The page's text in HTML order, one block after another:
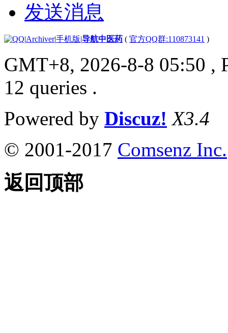
发送消息
|Archiver|手机版|导航中医药 ( 官方QQ群:110873141 )
GMT+8, 2026-8-8 05:50 ,
12 queries .
Powered by Discuz! X3.4
© 2001-2017 Comsenz Inc.
返回顶部